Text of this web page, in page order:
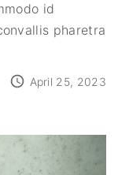
id
pharetra
April 25, 2023